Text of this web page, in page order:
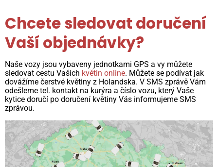
Chcete sledovat doručení
Vaší objednávky?
Naše vozy jsou vybaveny jednotkami GPS a vy můžete
sledovat cestu Vašich květin online. Můžete se podívat jak
dovážíme čerstvé květiny z Holandska. V SMS zprávě Vám
odešleme tel. kontakt na kurýra a číslo vozu, který Vaše
kytice doručí po doručení květiny Vás informujeme SMS
zprávou.